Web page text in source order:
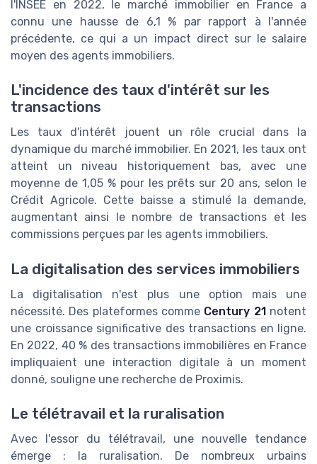
l'INSEE en 2022, le marché immobilier en France a
connu une hausse de 6,1 % par rapport à l'année
précédente, ce qui a un impact direct sur le salaire
moyen des agents immobiliers.
L'incidence des taux d'intérêt sur les
transactions
Les taux d'intérêt jouent un rôle crucial dans la
dynamique du marché immobilier. En 2021, les taux ont
atteint un niveau historiquement bas, avec une
moyenne de 1,05 % pour les prêts sur 20 ans, selon le
Crédit Agricole. Cette baisse a stimulé la demande,
augmentant ainsi le nombre de transactions et les
commissions perçues par les agents immobiliers.
La digitalisation des services immobiliers
La digitalisation n'est plus une option mais une
nécessité. Des plateformes comme Century 21notent
une croissance significative des transactions en ligne.
En 2022, 40 % des transactions immobilières en France
impliquaient une interaction digitale à un moment
donné, souligne une recherche de Proximis.
Le télétravail et la ruralisation
Avec l'essor du télétravail, une nouvelle tendance
émerge : la ruralisation. De nombreux urbains